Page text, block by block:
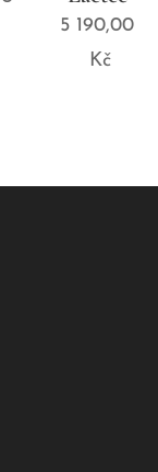
5 190,00
Kč